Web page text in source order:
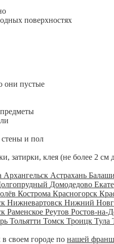
поверхностях
они пустые
стены и пол
затирки, клея (не более 2 см
Архангельск Астрахань
Домодедово
Кострома Красногорск
Нижневартовск Нижний
Раменское Реутов Ростов-на-
Тольятти Томск Троицк Тула
своем городе по нашей